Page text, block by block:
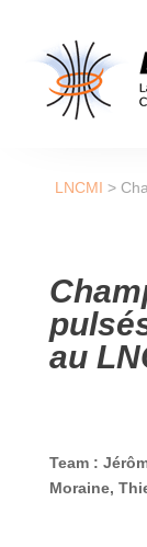
LNCMI >
au
Team :
Moraine,